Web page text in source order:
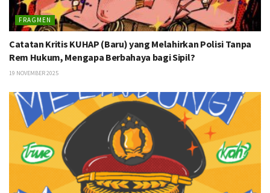
FRAGMEN
Catatan Kritis KUHAP (Baru) yang Melahirkan Polisi Tanpa
Rem Hukum, Mengapa Berbahaya bagi Sipil?
19 NOVEMBER 2025